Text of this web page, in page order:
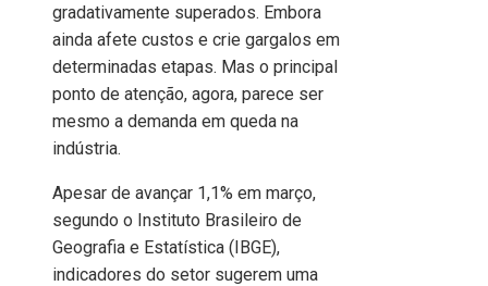
gradativamente superados. Embora
ainda afete custos e crie gargalos em
determinadas etapas. Mas o principal
ponto de atenção, agora, parece ser
mesmo a demanda em queda na
indústria.
Apesar de avançar 1,1% em março,
segundo o Instituto Brasileiro de
Geografia e Estatística (IBGE),
indicadores do setor sugerem uma